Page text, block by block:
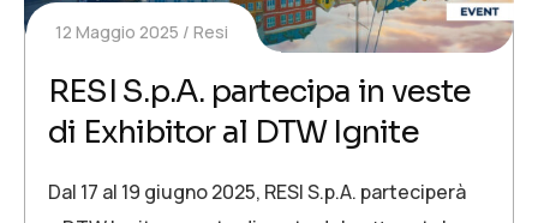
12 Maggio 2025 Resi
RESI S.p.A. partecipa in veste
di Exhibitor al DTW Ignite
Dal 17 al 19 giugno 2025, RESI S.p.A. parteciperà